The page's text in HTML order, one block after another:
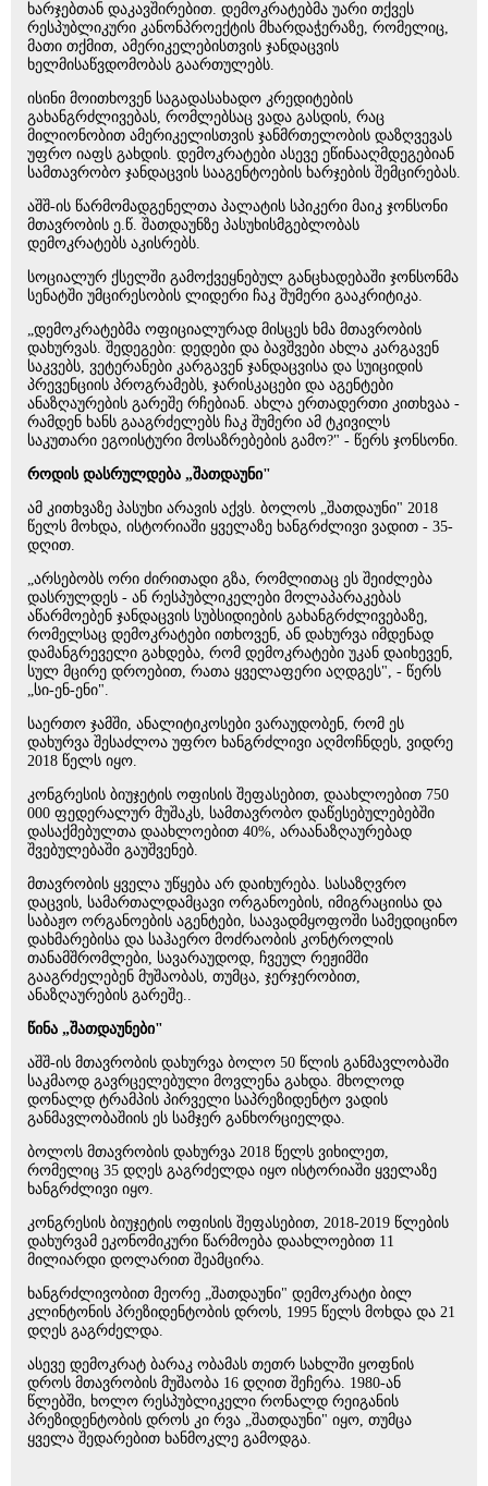
ხარჯებთან დაკავშირებით. დემოკრატებმა უარი თქვეს
რესპუბლიკური კანონპროექტის მხარდაჭერაზე, რომელიც,
მათი თქმით, ამერიკელებისთვის ჯანდაცვის
ხელმისაწვდომობას გაართულებს.
ისინი მოითხოვენ საგადასახადო კრედიტების
გახანგრძლივებას, რომლებსაც ვადა გასდის, რაც
მილიონობით ამერიკელისთვის ჯანმრთელობის დაზღვევას
უფრო იაფს გახდის. დემოკრატები ასევე ეწინააღმდეგებიან
სამთავრობო ჯანდაცვის სააგენტოების ხარჯების შემცირებას.
აშშ-ის წარმომადგენელთა პალატის სპიკერი მაიკ ჯონსონი
მთავრობის ე.წ. შათდაუნზე პასუხისმგებლობას
დემოკრატებს აკისრებს.
სოციალურ ქსელში გამოქვეყნებულ განცხადებაში ჯონსონმა
სენატში უმცირესობის ლიდერი ჩაკ შუმერი გააკრიტიკა.
„დემოკრატებმა ოფიციალურად მისცეს ხმა მთავრობის
დახურვას. შედეგები: დედები და ბავშვები ახლა კარგავენ
საკვებს, ვეტერანები კარგავენ ჯანდაცვისა და სუიციდის
პრევენციის პროგრამებს, ჯარისკაცები და აგენტები
ანაზღაურების გარეშე რჩებიან. ახლა ერთადერთი კითხვაა -
რამდენ ხანს გააგრძელებს ჩაკ შუმერი ამ ტკივილს
საკუთარი ეგოისტური მოსაზრებების გამო?" - წერს ჯონსონი.
როდის დასრულდება „შათდაუნი"
ამ კითხვაზე პასუხი არავის აქვს. ბოლოს „შათდაუნი" 2018
წელს მოხდა, ისტორიაში ყველაზე ხანგრძლივი ვადით - 35-
დღით.
„არსებობს ორი ძირითადი გზა, რომლითაც ეს შეიძლება
დასრულდეს - ან რესპუბლიკელები მოლაპარაკებას
აწარმოებენ ჯანდაცვის სუბსიდიების გახანგრძლივებაზე,
რომელსაც დემოკრატები ითხოვენ, ან დახურვა იმდენად
დამანგრეველი გახდება, რომ დემოკრატები უკან დაიხევენ,
სულ მცირე დროებით, რათა ყველაფერი აღდგეს", - წერს
„სი-ენ-ენი".
საერთო ჯამში, ანალიტიკოსები ვარაუდობენ, რომ ეს
დახურვა შესაძლოა უფრო ხანგრძლივი აღმოჩნდეს, ვიდრე
2018 წელს იყო.
კონგრესის ბიუჯეტის ოფისის შეფასებით, დაახლოებით 750
000 ფედერალურ მუშაკს, სამთავრობო დაწესებულებებში
დასაქმებულთა დაახლოებით 40%, არაანაზღაურებად
შვებულებაში გაუშვენებ.
მთავრობის ყველა უწყება არ დაიხურება. სასაზღვრო
დაცვის, სამართალდამცავი ორგანოების, იმიგრაციისა და
საბაჟო ორგანოების აგენტები, საავადმყოფოში სამედიცინო
დახმარებისა და საჰაერო მოძრაობის კონტროლის
თანამშრომლები, სავარაუდოდ, ჩვეულ რეჟიმში
გააგრძელებენ მუშაობას, თუმცა, ჯერჯერობით,
ანაზღაურების გარეშე..
წინა „შათდაუნები"
აშშ-ის მთავრობის დახურვა ბოლო 50 წლის განმავლობაში
საკმაოდ გავრცელებული მოვლენა გახდა. მხოლოდ
დონალდ ტრამპის პირველი საპრეზიდენტო ვადის
განმავლობაშიის ეს სამჯერ განხორციელდა.
ბოლოს მთავრობის დახურვა 2018 წელს ვიხილეთ,
რომელიც 35 დღეს გაგრძელდა იყო ისტორიაში ყველაზე
ხანგრძლივი იყო.
კონგრესის ბიუჯეტის ოფისის შეფასებით, 2018-2019 წლების
დახურვამ ეკონომიკური წარმოება დაახლოებით 11
მილიარდი დოლარით შეამცირა.
ხანგრძლივობით მეორე „შათდაუნი" დემოკრატი ბილ
კლინტონის პრეზიდენტობის დროს, 1995 წელს მოხდა და 21
დღეს გაგრძელდა.
ასევე დემოკრატ ბარაკ ობამას თეთრ სახლში ყოფნის
დროს მთავრობის მუშაობა 16 დღით შეჩერა. 1980-ან
წლებში, ხოლო რესპუბლიკელი რონალდ რეიგანის
პრეზიდენტობის დროს კი რვა „შათდაუნი" იყო, თუმცა
ყველა შედარებით ხანმოკლე გამოდგა.